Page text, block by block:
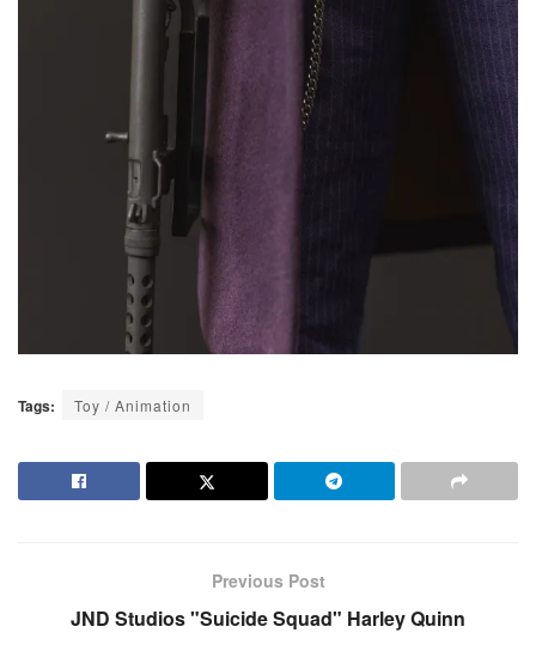
Tags: Toy / Animation
Previous Post
JND Studios "Suicide Squad" Harley Quinn